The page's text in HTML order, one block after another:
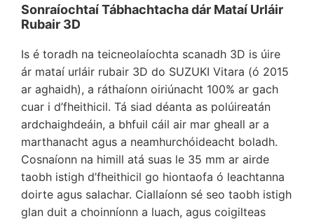
Sonraíochtaí Tábhachtacha dár Mataí Urláir
Rubair 3D
Is é toradh na teicneolaíochta scanadh 3D is úire
ár mataí urláir rubair 3D do SUZUKI Vitara (ó 2015
ar aghaidh), a ráthaíonn oiriúnacht 100% ar gach
cuar i d’fheithicil. Tá siad déanta as polúireatán
ardchaighdeáin, a bhfuil cáil air mar gheall ar a
marthanacht agus a neamhurchóideacht boladh.
Cosnaíonn na himill atá suas le 35 mm ar airde
taobh istigh d’fheithicil go hiontaofa ó leachtanna
doirte agus salachar. Ciallaíonn sé seo taobh istigh
glan duit a choinníonn a luach, agus coigilteas